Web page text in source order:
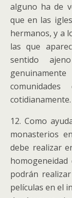
alguno ha de
que en las
hermanos, y a
las que
sentido
cotidianamente.
12. Como
monasterios
debe realizar
podrán
películas en el